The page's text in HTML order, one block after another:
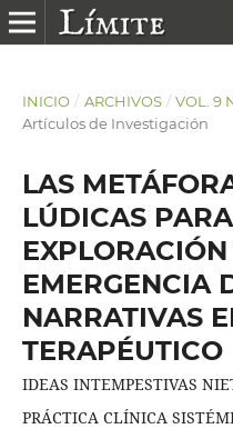
INICIO / ARCHIVOS / VOL. 9
Artículos de Investigación
LAS
LÚDICAS
EMERGENCIA
NARRATIVAS
TERAPÉUTICO
IDEAS INTEMPESTIVAS
PRÁCTICA CLÍNICA